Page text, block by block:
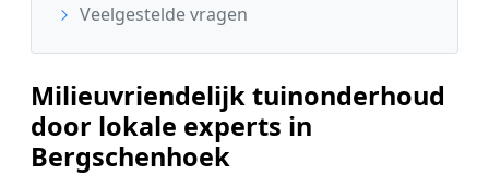
Veelgestelde vragen
Milieuvriendelijk tuinonderhoud
door lokale experts in
Bergschenhoek